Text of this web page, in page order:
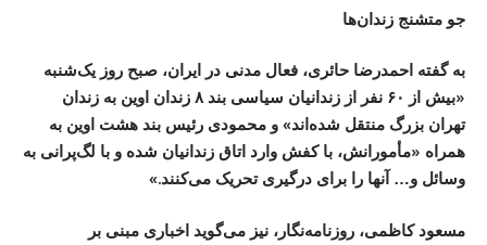
جو متشنج زندان‌ها
به گفته احمدرضا حائری، فعال مدنی در ایران، صبح‌ روز یک‌شنبه
«بیش از ۶۰ نفر از زندانیان سیاسی بند ۸ زندان اوین به زندان
تهران بزرگ منتقل شده‌اند» و محمودی رئیس بند هشت اوین به
همراه «مأمورانش، با کفش وارد اتاق زندانیان شده و با لگ‌پرانی به
وسائل‌ و… آنها را برای درگیری‌ تحریک می‌کنند.»
مسعود کاظمی، روزنامه‌نگار، نیز می‌گوید اخباری مبنی بر